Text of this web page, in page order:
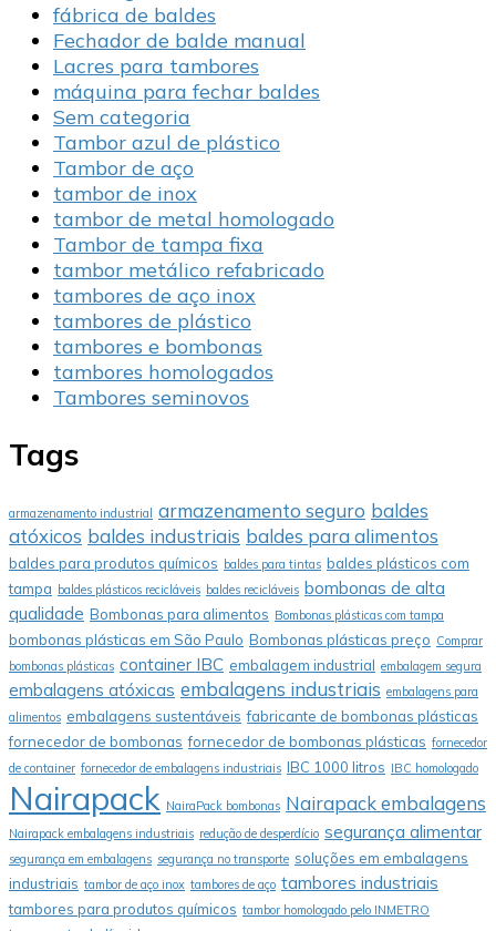
fábrica de baldes
Fechador de balde manual
Lacres para tambores
máquina para fechar baldes
Sem categoria
Tambor azul de plástico
Tambor de aço
tambor de inox
tambor de metal homologado
Tambor de tampa fixa
tambor metálico refabricado
tambores de aço inox
tambores de plástico
tambores e bombonas
tambores homologados
Tambores seminovos
Tags
armazenamento industrial armazenamento seguro baldes
atóxicos baldes industriais baldes para alimentos
baldes para produtos químicos baldes para tintas baldes plásticos com
tampa baldes plásticos recicláveis baldes recicláveis bombonas de alta
qualidade Bombonas para alimentos Bombonas plásticas com tampa
bombonas plásticas em São Paulo Bombonas plásticas preço Comprar
bombonas plásticas container IBC embalagem industrial embalagem segura
embalagens atóxicas embalagens industriais embalagens para
alimentos embalagens sustentáveis fabricante de bombonas plásticas
fornecedor de bombonas fornecedor de bombonas plásticas fornecedor
de container fornecedor de embalagens industriais IBC 1000 litros IBC homologado
Nairapack NairaPack bombonas Nairapack embalagens
Nairapack embalagens industriais redução de desperdício segurança alimentar
segurança em embalagens segurança no transporte soluções em embalagens
industriais tambor de aço inox tambores de aço tambores industriais
tambores para produtos químicos tambor homologado pelo INMETRO